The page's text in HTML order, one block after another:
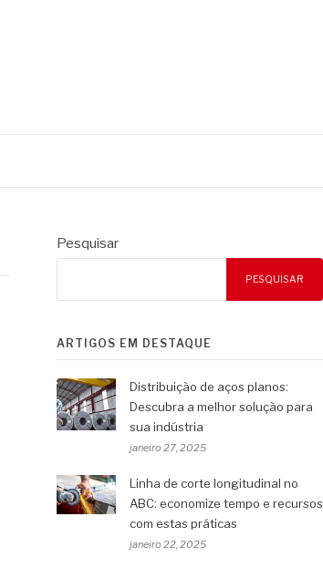
Pesquisar
PESQUISAR
ARTIGOS EM DESTAQUE
Distribuição de aços planos:
Descubra a melhor solução para
sua indústria
janeiro 27, 2025
Linha de corte longitudinal no
ABC: economize tempo e recursos
com estas práticas
janeiro 22, 2025